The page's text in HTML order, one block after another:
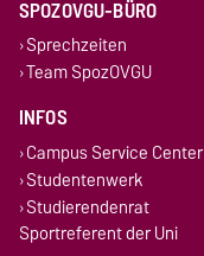
SPOZOVGU-BÜRO
Sprechzeiten
Team SpozOVGU
INFOS
Campus Service Center
Studentenwerk
Studierendenrat
Sportreferent der Uni